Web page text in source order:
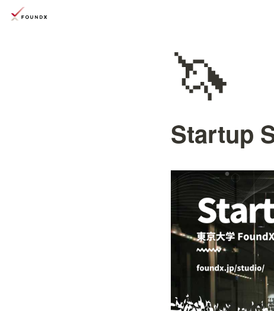
🦄
Startup